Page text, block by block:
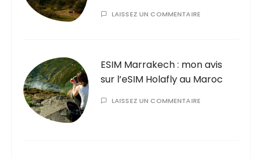
LAISSEZ UN COMMENTAIRE
ESIM Marrakech : mon avis
sur l’eSIM Holafly au Maroc
LAISSEZ UN COMMENTAIRE